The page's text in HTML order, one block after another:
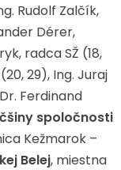
Rudolf Zalčík,
Dérer,
radca SŽ (18,
29), Ing. Juraj
Ferdinand
spoločnosti
Kežmarok –
Belej, miestna